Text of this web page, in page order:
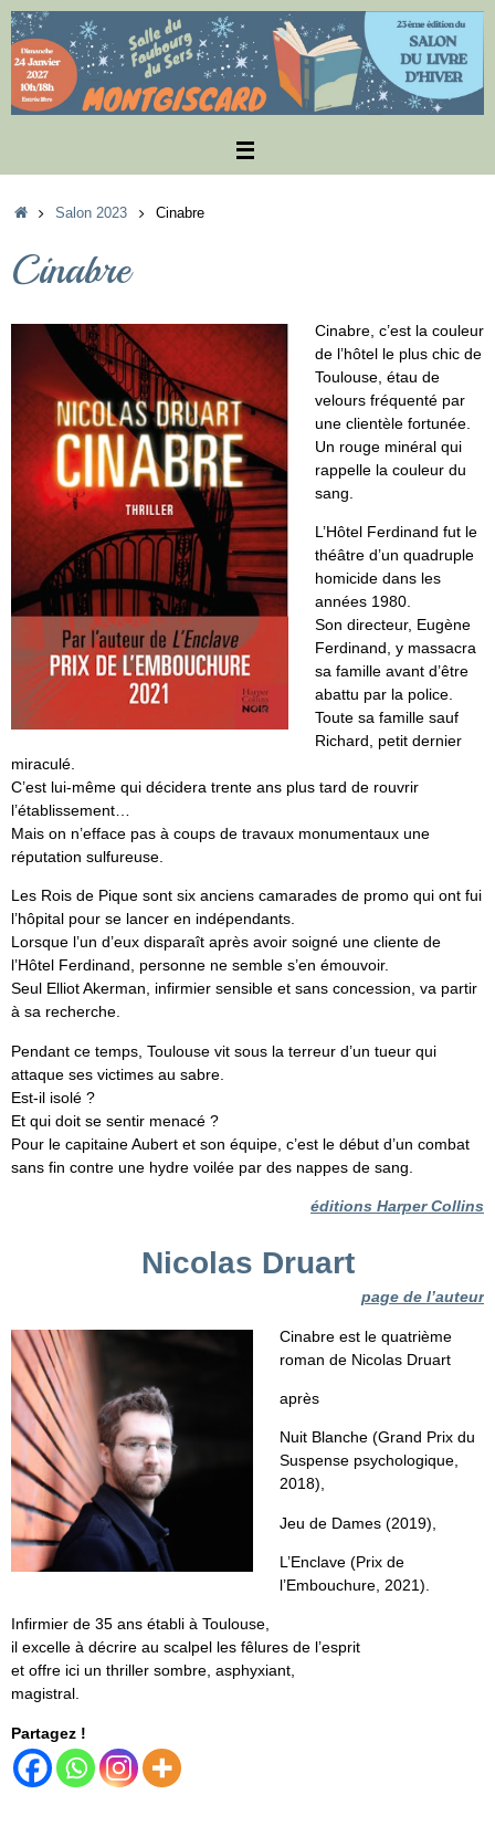
Passer
au
contenu
Accueil
Salon 2023 Cinabre
Cinabre
Cinabre, c’est la couleur
de l’hôtel le plus chic de
Toulouse, étau de
velours fréquenté par
une clientèle fortunée.
Un rouge minéral qui
rappelle la couleur du
sang.
L’Hôtel Ferdinand fut le
théâtre d’un quadruple
homicide dans les
années 1980.
Son directeur, Eugène
Ferdinand, y massacra
sa famille avant d’être
abattu par la police.
Toute sa famille sauf
Richard, petit dernier
miraculé.
C’est lui-même qui décidera trente ans plus tard de rouvrir
l’établissement…
Mais on n’efface pas à coups de travaux monumentaux une
réputation sulfureuse.
Les Rois de Pique sont six anciens camarades de promo qui ont fui
l’hôpital pour se lancer en indépendants.
Lorsque l’un d’eux disparaît après avoir soigné une cliente de
l’Hôtel Ferdinand, personne ne semble s’en émouvoir.
Seul Elliot Akerman, infirmier sensible et sans concession, va partir
à sa recherche.
Pendant ce temps, Toulouse vit sous la terreur d’un tueur qui
attaque ses victimes au sabre.
Est-il isolé ?
Et qui doit se sentir menacé ?
Pour le capitaine Aubert et son équipe, c’est le début d’un combat
sans fin contre une hydre voilée par des nappes de sang.
éditions Harper Collins
Nicolas Druart
page de l’auteur
Cinabre est le quatrième
roman de Nicolas Druart
après
Nuit Blanche (Grand Prix du
Suspense psychologique,
2018),
Jeu de Dames (2019),
L’Enclave (Prix de
l’Embouchure, 2021).
Infirmier de 35 ans établi à Toulouse,
il excelle à décrire au scalpel les fêlures de l’esprit
et offre ici un thriller sombre, asphyxiant,
magistral.
Partagez !